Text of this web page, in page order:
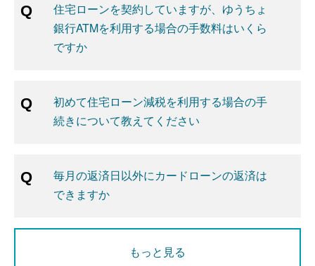
住宅ローンを契約していますが、ゆうちょ
銀行ATMを利用する場合の手数料はいくら
ですか
初めて住宅ローン減税を利用する場合の手
続きについて教えてください
毎月の返済日以外にカードローンの返済は
できますか
もっと見る